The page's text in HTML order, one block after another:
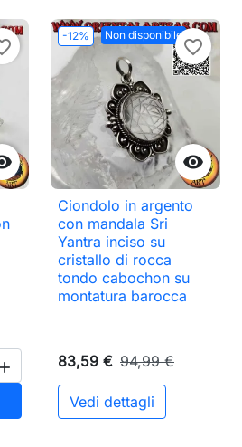

al carrello
-12% Non disponibile

favorite_border
Ciondolo in argento
con mandala Sri
Yantra inciso su
cristallo di rocca
tondo cabochon su
montatura barocca
83,59 € 94,99 €
Vedi dettagli